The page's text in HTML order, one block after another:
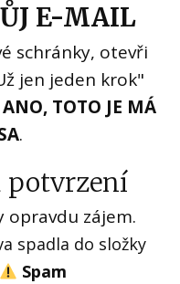
E-MAIL
schránky, otevři
jen jeden krok"
ANO, TOTO JE MÁ
.
potvrzení
opravdu zájem.
spadla do složky
Spam